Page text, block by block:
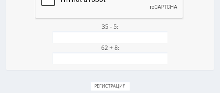
35 - 5:
62 + 8: